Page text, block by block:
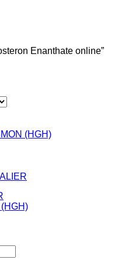
(HGH)
Enanthate online”